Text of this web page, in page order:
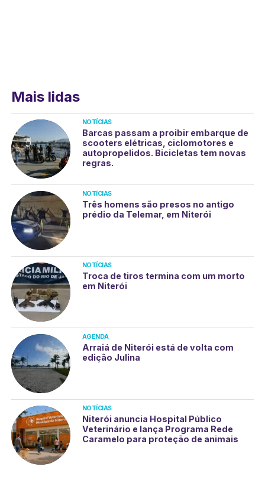
Mais lidas
NOTÍCIAS
Barcas passam a proibir embarque de
scooters elétricas, ciclomotores e
autopropelidos. Bicicletas tem novas
regras.
NOTÍCIAS
Três homens são presos no antigo
prédio da Telemar, em Niterói
NOTÍCIAS
Troca de tiros termina com um morto
em Niterói
AGENDA
Arraiá de Niterói está de volta com
edição Julina
NOTÍCIAS
Niterói anuncia Hospital Público
Veterinário e lança Programa Rede
Caramelo para proteção de animais